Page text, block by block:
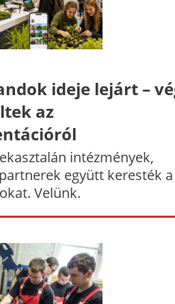
ideje lejárt –
az
intézmények,
együtt keresték a
Velünk.